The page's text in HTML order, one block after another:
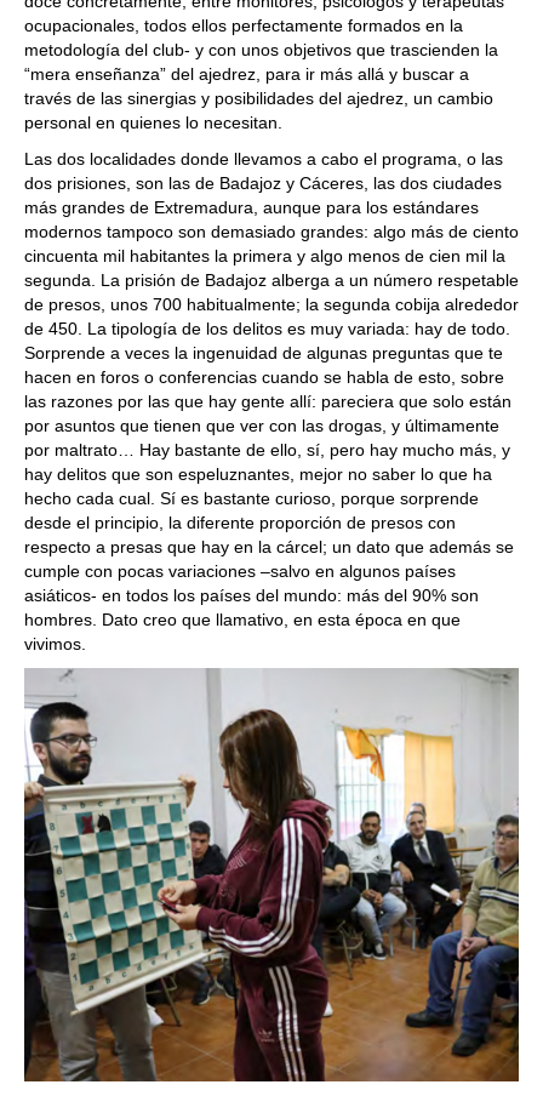
ocupacionales, todos ellos perfectamente formados en la
metodología del club- y con unos objetivos que trascienden la
“mera enseñanza” del ajedrez, para ir más allá y buscar a
través de las sinergias y posibilidades del ajedrez, un cambio
personal en quienes lo necesitan.
Las dos localidades donde llevamos a cabo el programa, o las
dos prisiones, son las de Badajoz y Cáceres, las dos ciudades
más grandes de Extremadura, aunque para los estándares
modernos tampoco son demasiado grandes: algo más de ciento
cincuenta mil habitantes la primera y algo menos de cien mil la
segunda. La prisión de Badajoz alberga a un número respetable
de presos, unos 700 habitualmente; la segunda cobija alrededor
de 450. La tipología de los delitos es muy variada: hay de todo.
Sorprende a veces la ingenuidad de algunas preguntas que te
hacen en foros o conferencias cuando se habla de esto, sobre
las razones por las que hay gente allí: pareciera que solo están
por asuntos que tienen que ver con las drogas, y últimamente
por maltrato… Hay bastante de ello, sí, pero hay mucho más, y
hay delitos que son espeluznantes, mejor no saber lo que ha
hecho cada cual. Sí es bastante curioso, porque sorprende
desde el principio, la diferente proporción de presos con
respecto a presas que hay en la cárcel; un dato que además se
cumple con pocas variaciones –salvo en algunos países
asiáticos- en todos los países del mundo: más del 90% son
hombres. Dato creo que llamativo, en esta época en que
vivimos.